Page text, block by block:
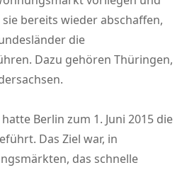
bereits wieder abschaffen,
die
Dazu gehören Thüringen,
Berlin zum 1. Juni 2015 die
Das Ziel war, in
das schnelle